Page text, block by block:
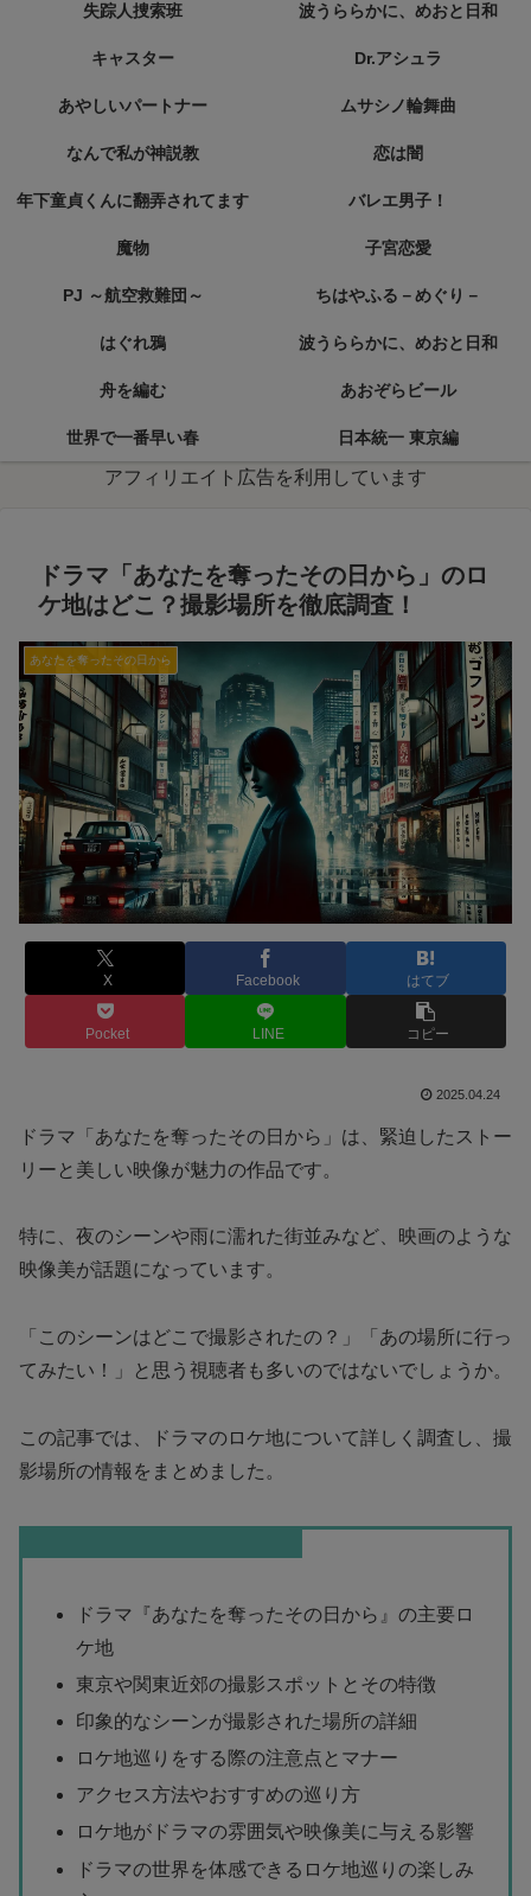
失踪人捜索班 波うららかに、めおと日和
キャスター Dr.アシュラ
あやしいパートナー ムサシノ輪舞曲
なんで私が神説教 恋は闇
年下童貞くんに翻弄されてます バレエ男子！
魔物 子宮恋愛
PJ ～航空救難団～ ちはやふる－めぐり－
はぐれ鴉 波うららかに、めおと日和
舟を編む あおぞらビール
世界で一番早い春 日本統一 東京編
アフィリエイト広告を利用しています
ドラマ「あなたを奪ったその日から」のロ
ケ地はどこ？撮影場所を徹底調査！
あなたを奪ったその日から
X Facebook はてブ
Pocket LINE コピー
2025.04.24
ドラマ「あなたを奪ったその日から」は、緊迫したストー
リーと美しい映像が魅力の作品です。
特に、夜のシーンや雨に濡れた街並みなど、映画のような
映像美が話題になっています。
「このシーンはどこで撮影されたの？」「あの場所に行っ
てみたい！」と思う視聴者も多いのではないでしょうか。
この記事では、ドラマのロケ地について詳しく調査し、撮
影場所の情報をまとめました。
ドラマ『あなたを奪ったその日から』の主要ロ
ケ地
東京や関東近郊の撮影スポットとその特徴
印象的なシーンが撮影された場所の詳細
ロケ地巡りをする際の注意点とマナー
アクセス方法やおすすめの巡り方
ロケ地がドラマの雰囲気や映像美に与える影響
ドラマの世界を体感できるロケ地巡りの楽しみ